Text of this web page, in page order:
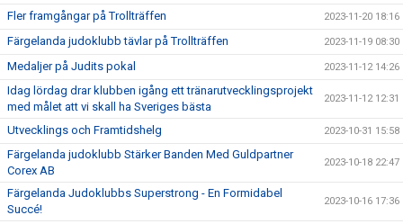
Fler framgångar på Trollträffen 2023-11-20 18:16
Färgelanda judoklubb tävlar på Trollträffen 2023-11-19 08:30
Medaljer på Judits pokal 2023-11-12 14:26
Idag lördag drar klubben igång ett tränarutvecklingsprojekt
med målet att vi skall ha Sveriges bästa
2023-11-12 12:31
Utvecklings och Framtidshelg 2023-10-31 15:58
Färgelanda judoklubb Stärker Banden Med Guldpartner
Corex AB
2023-10-18 22:47
Färgelanda Judoklubbs Superstrong - En Formidabel
Succé!
2023-10-16 17:36